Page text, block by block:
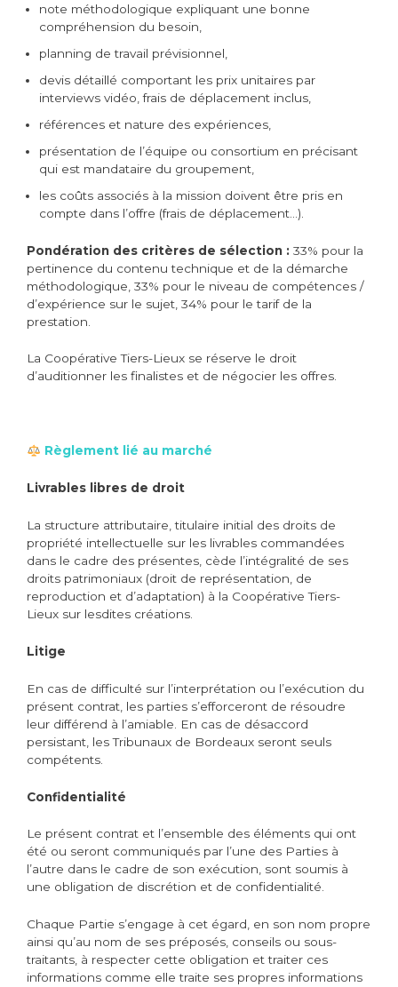
note méthodologique expliquant une bonne
compréhension du besoin,
planning de travail prévisionnel,
devis détaillé comportant les prix unitaires par
interviews vidéo, frais de déplacement inclus,
références et nature des expériences,
présentation de l’équipe ou consortium en précisant
qui est mandataire du groupement,
les coûts associés à la mission doivent être pris en
compte dans l’offre (frais de déplacement…).
Pondération des critères de sélection : 33% pour la
pertinence du contenu technique et de la démarche
méthodologique, 33% pour le niveau de compétences /
d’expérience sur le sujet, 34% pour le tarif de la
prestation.
La Coopérative Tiers-Lieux se réserve le droit
d’auditionner les finalistes et de négocier les offres.
Règlement lié au marché
Livrables libres de droit
La structure attributaire, titulaire initial des droits de
propriété intellectuelle sur les livrables commandées
dans le cadre des présentes, cède l’intégralité de ses
droits patrimoniaux (droit de représentation, de
reproduction et d’adaptation) à la Coopérative Tiers-
Lieux sur lesdites créations.
Litige
En cas de difficulté sur l’interprétation ou l’exécution du
présent contrat, les parties s’efforceront de résoudre
leur différend à l’amiable. En cas de désaccord
persistant, les Tribunaux de Bordeaux seront seuls
compétents.
Confidentialité
Le présent contrat et l’ensemble des éléments qui ont
été ou seront communiqués par l’une des Parties à
l’autre dans le cadre de son exécution, sont soumis à
une obligation de discrétion et de confidentialité.
Chaque Partie s’engage à cet égard, en son nom propre
ainsi qu’au nom de ses préposés, conseils ou sous-
traitants, à respecter cette obligation et traiter ces
informations comme elle traite ses propres informations